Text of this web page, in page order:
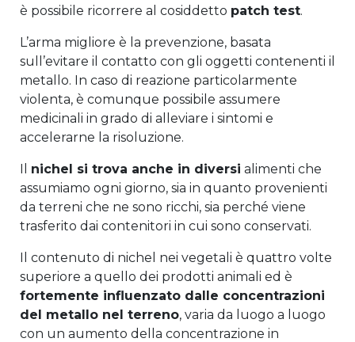
è possibile ricorrere al cosiddetto patch test.
L’arma migliore è la prevenzione, basata
sull’evitare il contatto con gli oggetti contenenti il
metallo. In caso di reazione particolarmente
violenta, è comunque possibile assumere
medicinali in grado di alleviare i sintomi e
accelerarne la risoluzione.
Il nichel si trova anche in diversi alimenti che
assumiamo ogni giorno, sia in quanto provenienti
da terreni che ne sono ricchi, sia perché viene
trasferito dai contenitori in cui sono conservati.
Il contenuto di nichel nei vegetali è quattro volte
superiore a quello dei prodotti animali ed è
fortemente influenzato dalle concentrazioni
del metallo nel terreno, varia da luogo a luogo
con un aumento della concentrazione in